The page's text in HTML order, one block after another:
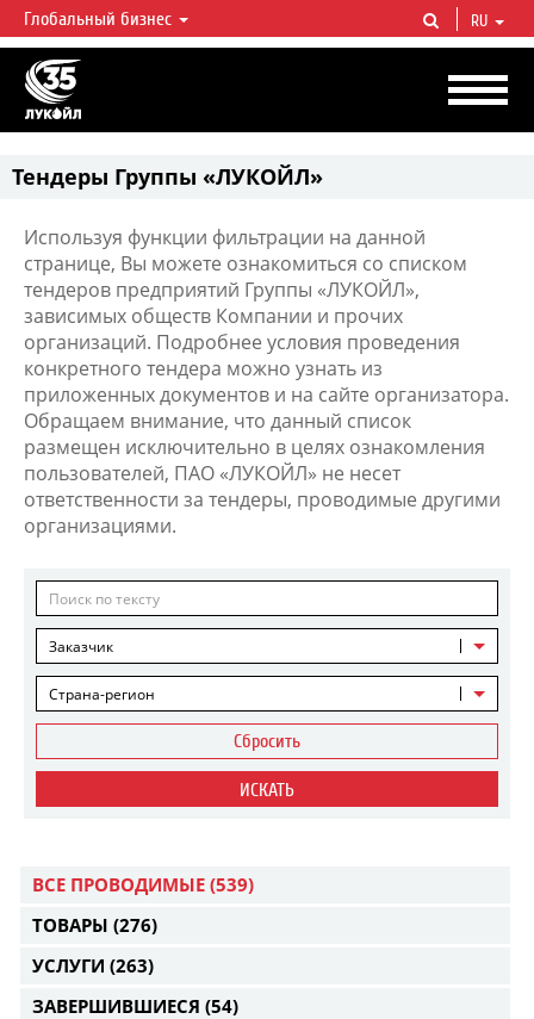
ЛУКОЙЛ СЕГОДНЯ
ЛУКОЙЛ — одна из крупнейших вертикально интегрированных
нефтегазовых компаний в мире, на долю которой приходится более 2%
мировой добычи нефти и около 1% доказанных запасов углеводородов.
Глобальный бизнес RU
Тендеры Группы «ЛУКОЙЛ»
Используя функции фильтрации на данной
странице, Вы можете ознакомиться со списком
тендеров предприятий Группы «ЛУКОЙЛ»,
зависимых обществ Компании и прочих
организаций. Подробнее условия проведения
конкретного тендера можно узнать из
приложенных документов и на сайте организатора.
Обращаем внимание, что данный список
размещен исключительно в целях ознакомления
пользователей, ПАО «ЛУКОЙЛ» не несет
ответственности за тендеры, проводимые другими
организациями.
Заказчик
Страна-регион
Сбросить
ИСКАТЬ
ВСЕ ПРОВОДИМЫЕ (539)
ТОВАРЫ (276)
УСЛУГИ (263)
ЗАВЕРШИВШИЕСЯ (54)